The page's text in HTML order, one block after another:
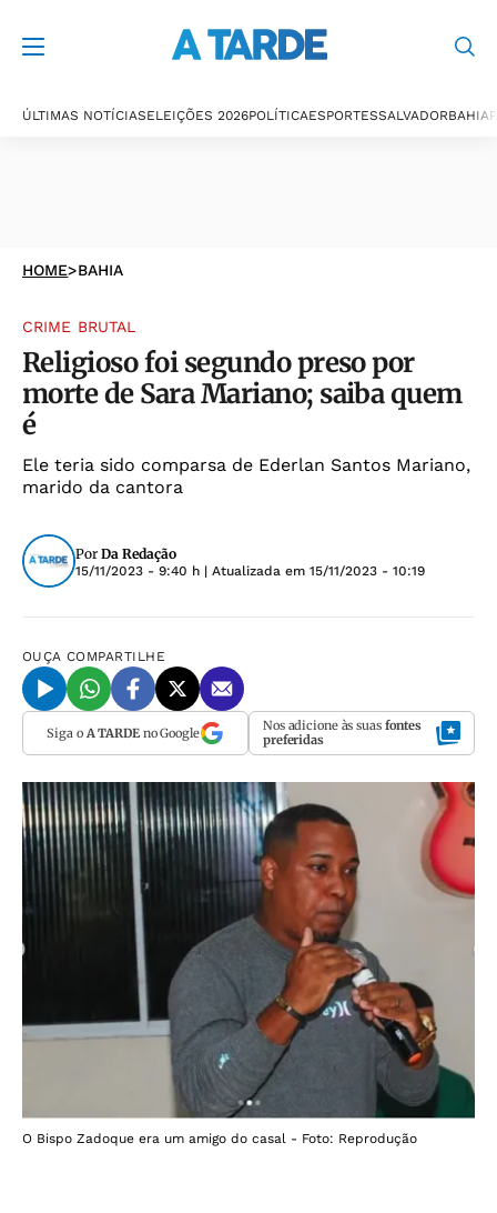
ÚLTIMAS NOTÍCIASELEIÇÕES 2026POLÍTICAESPORTESSALVADORBAHIA
HOME>BAHIA
CRIME BRUTAL
Religioso foi segundo preso por
morte de Sara Mariano; saiba quem
é
Ele teria sido comparsa de Ederlan Santos Mariano,
marido da cantora
Por Da Redação
15/11/2023 - 9:40 h | Atualizada em 15/11/2023 - 10:19
OUÇA COMPARTILHE
Siga o A TARDEno Google Nos adicione às suas fontes
preferidas
O Bispo Zadoque era um amigo do casal - Foto: Reprodução